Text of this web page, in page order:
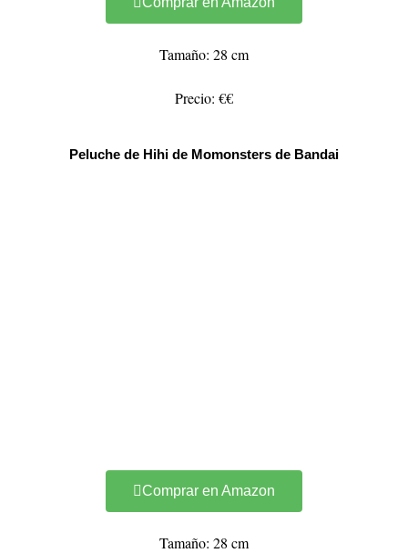
Tamaño: 28 cm
Precio: €€
Peluche de Hihi de Momonsters de Bandai
Comprar en Amazon
Tamaño: 28 cm